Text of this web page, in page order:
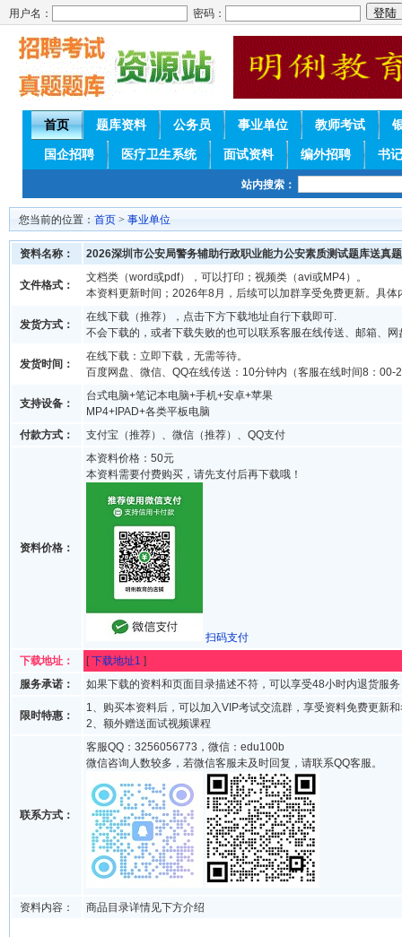
用户名： 密码：
首页 题库资料 公务员 事业单位 教师考试
国企招聘 医疗卫生系统 面试资料 编外招聘 书
站内搜索：
您当前的位置： 首页 > 事业单位
资料名称： 2026深圳市公安局警务辅助行政职业能力公安素质测试题库送真题
文件格式：
文档类（word或pdf），可以打印；视频类（avi或MP4）。
本资料更新时间；2026年8月，后续可以加群享受免费更新。具体
发货方式：
在线下载（推荐），点击下方下载地址自行下载即可.
不会下载的，或者下载失败的也可以联系客服在线传送、邮箱、网
发货时间：
在线下载：立即下载，无需等待。
百度网盘、微信、QQ在线传送：10分钟内（客服在线时间8：00-
支持设备：
台式电脑+笔记本电脑+手机+安卓+苹果
MP4+IPAD+各类平板电脑
付款方式：
支付宝（推荐）、微信（推荐）、QQ支付
资料价格：
本资料价格：50元
本资料需要付费购买，请先支付后再下载哦！
扫码支付
下载地址：
[下载地址1 ]
服务承诺：
如果下载的资料和页面目录描述不符，可以享受48小时内退货服务
限时特惠：
1、购买本资料后，可以加入VIP考试交流群，享受资料免费更新
2、额外赠送面试视频课程
联系方式：
客服QQ：3256056773，微信：edu100b
微信咨询人数较多，若微信客服未及时回复，请联系QQ客服。
资料内容： 商品目录详情见下方介绍